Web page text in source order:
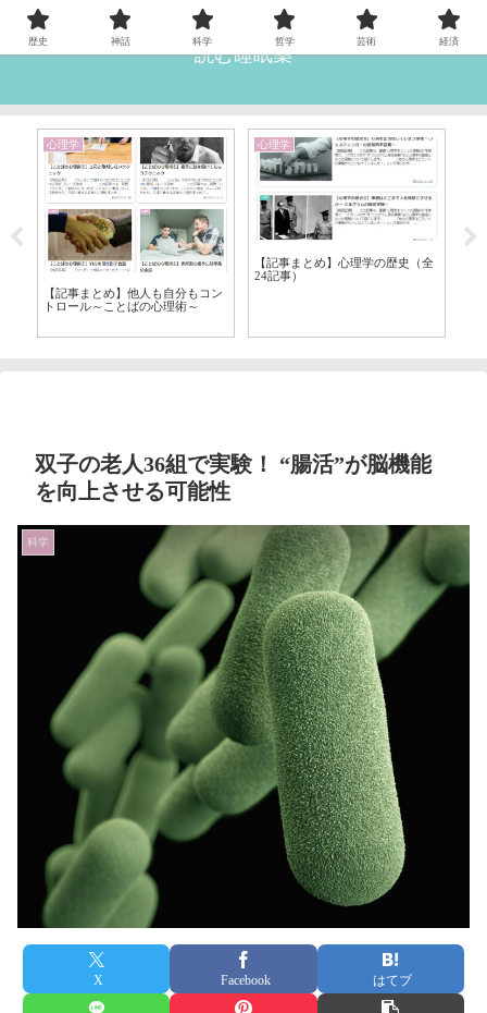
読む睡眠薬
心理学
【記事まとめ】他人も自分もコン
トロール～ことばの心理術～
心理学
【記事まとめ】心理学の歴史（全
24記事）
双子の老人36組で実験！ “腸活”が脳機能
を向上させる可能性
科学
X Facebook はてブ
歴史 神話 科学 哲学 芸術 経済